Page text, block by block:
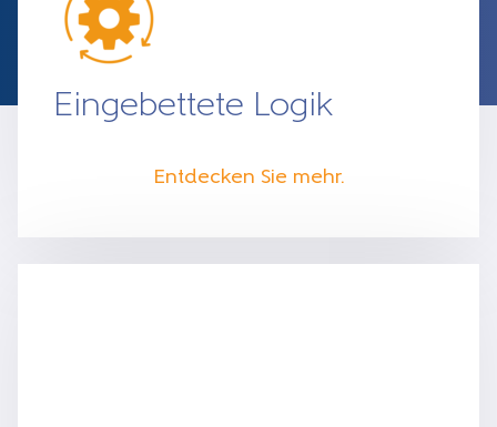
Eingebettete Logik
Entdecken Sie mehr.